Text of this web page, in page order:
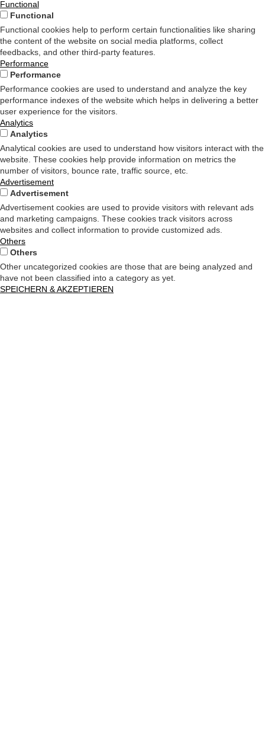
Functional
Functional
Functional cookies help to perform certain functionalities like sharing
the content of the website on social media platforms, collect
feedbacks, and other third-party features.
Performance
Performance
Performance cookies are used to understand and analyze the key
performance indexes of the website which helps in delivering a better
user experience for the visitors.
Analytics
Analytics
Analytical cookies are used to understand how visitors interact with the
website. These cookies help provide information on metrics the
number of visitors, bounce rate, traffic source, etc.
Advertisement
Advertisement
Advertisement cookies are used to provide visitors with relevant ads
and marketing campaigns. These cookies track visitors across
websites and collect information to provide customized ads.
Others
Others
Other uncategorized cookies are those that are being analyzed and
have not been classified into a category as yet.
SPEICHERN & AKZEPTIEREN